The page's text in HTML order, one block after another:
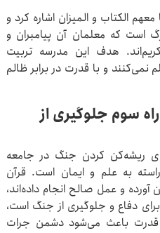
معهم الکتاب و المیزان اشاره کرد و
است که معلمان آن پیامبران و
هدف این مدرسه تربیت
و با قدرت در برابر ظالم
سوم جلوگیری از
ریشه‌کن کردن جنگ در جامعه
به علم و ایمان است. قرآن
و عمل صالح انجام داده‌اند،
دفاع و جلوگیری از جنگ است،
قدرت باعث می‌شود دشمن جرات